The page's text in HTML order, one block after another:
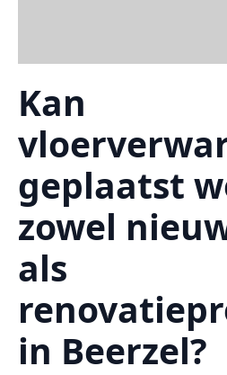
Kan
geplaatst
zowel
als
in Beerzel?